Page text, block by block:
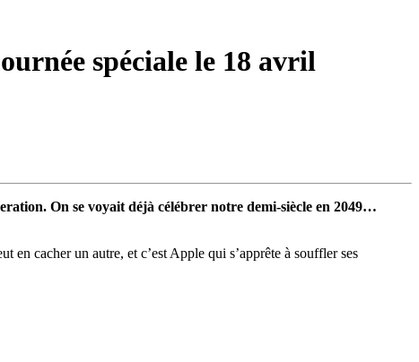
spéciale le 18 avril
On se voyait déjà célébrer notre demi-siècle en 2049…
en cacher un autre, et c’est Apple qui s’apprête à souffler ses